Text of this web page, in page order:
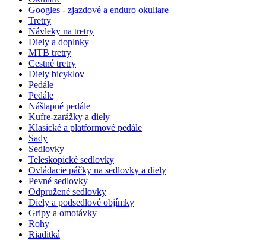
Googles - zjazdové a enduro okuliare
Tretry
Návleky na tretry
Diely a doplnky
MTB tretry
Cestné tretry
Diely bicyklov
Pedále
Pedále
Nášlapné pedále
Kufre-zarážky a diely
Klasické a platformové pedále
Sady
Sedlovky
Teleskopické sedlovky
Ovládacie páčky na sedlovky a diely
Pevné sedlovky
Odpružené sedlovky
Diely a podsedlové objímky
Gripy a omotávky
Rohy
Riaditká